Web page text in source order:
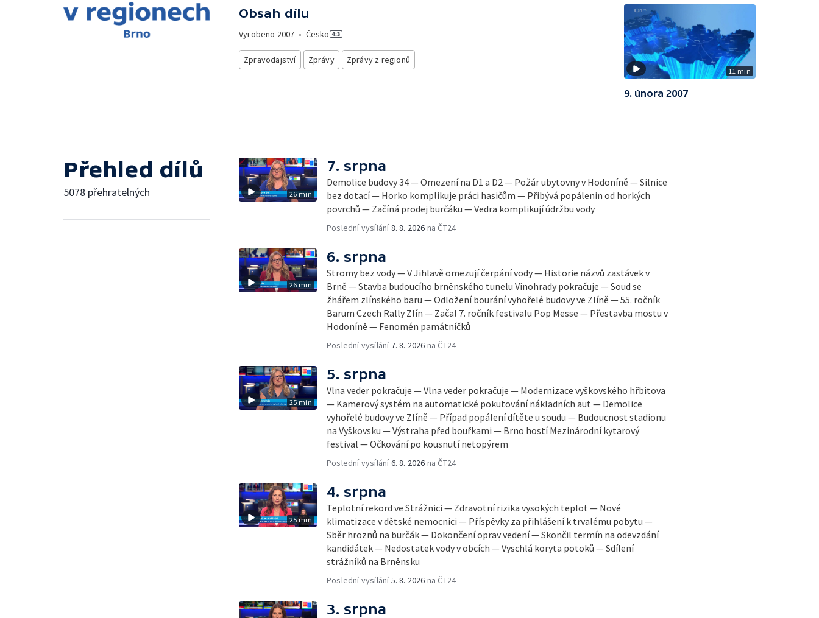
Obsah dílu
Vyrobeno 2007 • Česko
Zpravodajství Zprávy Zprávy z regionů
11 min
9. února 2007
Přehled dílů
5078 přehratelných 26 min
7. srpna
Demolice budovy 34 — Omezení na D1 a D2 — Požár ubytovny v Hodoníně — Silnice
bez dotací — Horko komplikuje práci hasičům — Přibývá popálenin od horkých
povrchů — Začíná prodej burčáku — Vedra komplikují údržbu vody
Poslední vysílání8. 8. 2026 na ČT24
26 min
6. srpna
Stromy bez vody — V Jihlavě omezují čerpání vody — Historie názvů zastávek v
Brně — Stavba budoucího brněnského tunelu Vinohrady pokračuje — Soud se
žhářem zlínského baru — Odložení bourání vyhořelé budovy ve Zlíně — 55. ročník
Barum Czech Rally Zlín — Začal 7. ročník festivalu Pop Messe — Přestavba mostu v
Hodoníně — Fenomén památníčků
Poslední vysílání 7. 8. 2026 na ČT24
25 min
5. srpna
Vlna veder pokračuje — Vlna veder pokračuje — Modernizace vyškovského hřbitova
— Kamerový systém na automatické pokutování nákladních aut — Demolice
vyhořelé budovy ve Zlíně — Případ popálení dítěte u soudu — Budoucnost stadionu
na Vyškovsku — Výstraha před bouřkami — Brno hostí Mezinárodní kytarový
festival — Očkování po kousnutí netopýrem
Poslední vysílání6. 8. 2026 na ČT24
25 min
4. srpna
Teplotní rekord ve Strážnici — Zdravotní rizika vysokých teplot — Nové
klimatizace v dětské nemocnici — Příspěvky za přihlášení k trvalému pobytu —
Sběr hroznů na burčák — Dokončení oprav vedení — Skončil termín na odevzdání
kandidátek — Nedostatek vody v obcích — Vyschlá koryta potoků — Sdílení
strážníků na Brněnsku
Poslední vysílání5. 8. 2026 na ČT24
3. srpna